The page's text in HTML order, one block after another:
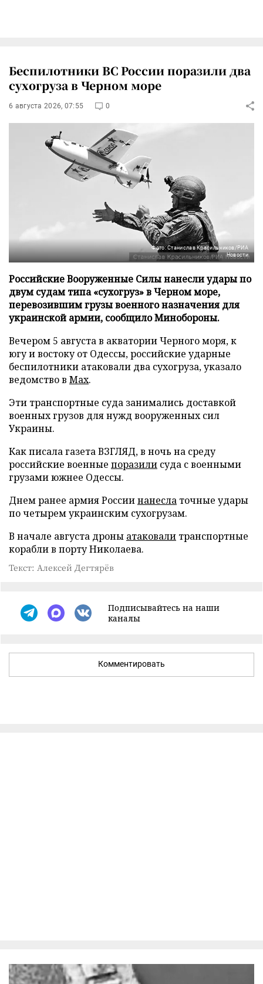
Беспилотники ВС России поразили два
сухогруза в Черном море
6 августа 2026, 07:55 0
Фото: Станислав Красильников/РИА
Новости
Российские Вооруженные Силы нанесли удары по
двум судам типа «сухогруз» в Черном море,
перевозившим грузы военного назначения для
украинской армии, сообщило Минобороны.
Вечером 5 августа в акватории Черного моря, к
югу и востоку от Одессы, российские ударные
беспилотники атаковали два сухогруза, указало
ведомство в Max.
Эти транспортные суда занимались доставкой
военных грузов для нужд вооруженных сил
Украины.
Как писала газета ВЗГЛЯД, в ночь на среду
российские военные поразили суда с военными
грузами южнее Одессы.
Днем ранее армия Россиинанесла точные удары
по четырем украинским сухогрузам.
В начале августа дроны атаковали транспортные
корабли в порту Николаева.
Текст: Алексей Дегтярёв
Подписывайтесь на наши
каналы
Комментировать